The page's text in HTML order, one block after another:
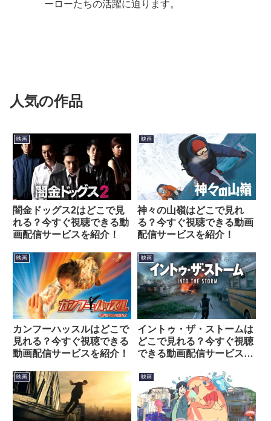
ーローたちの活躍に迫ります。
人気の作品
映画
闇金ドッグス2はどこで見
れる？今すぐ視聴できる動
画配信サービスを紹介！
映画
神々の山嶺はどこで見れ
る？今すぐ視聴できる動画
配信サービスを紹介！
映画
カンフーハッスルはどこで
見れる？今すぐ視聴できる
動画配信サービスを紹介！
映画
イントゥ・ザ・ストームは
どこで見れる？今すぐ視聴
できる動画配信サービスを
映画 映画